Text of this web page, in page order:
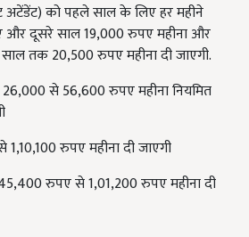
अटेंडेंट) को पहले साल के लिए हर महीने
और दूसरे साल 19,000 रुपए महीना और
तक 20,500 रुपए महीना दी जाएगी.
से 56,600 रुपए महीना नियमित
रुपए महीना दी जाएगी
45,400 रुपए से 1,01,200 रुपए महीना दी